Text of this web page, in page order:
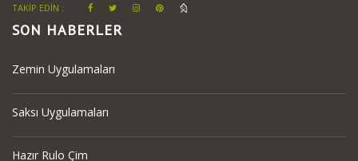
TAKİP EDİN :
SON HABERLER
Zemin Uygulamaları
Saksı Uygulamaları
Hazır Rulo Çim